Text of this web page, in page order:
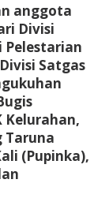
anggota
Divisi
Pelestarian
Satgas
Kelurahan,
Taruna
(Pupinka),